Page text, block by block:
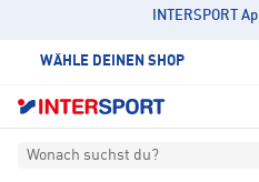
INTERSPORT
WÄHLE DEINEN SHOP
Wonach suchst du?